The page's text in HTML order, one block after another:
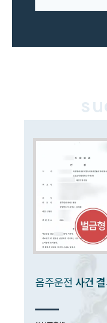
음주
음주운전·
음주운전 사건